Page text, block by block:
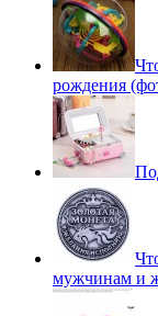
рождения
мужчинам и